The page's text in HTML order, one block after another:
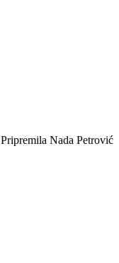
Pripremila Nada Petrović